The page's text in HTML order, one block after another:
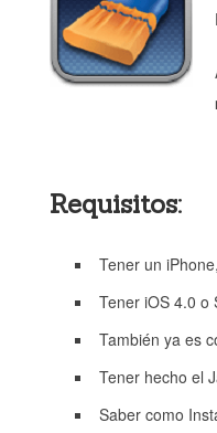
Requisitos:
Tener un
Tener iOS 4.0 o
También ya es
Tener hecho el
Saber como